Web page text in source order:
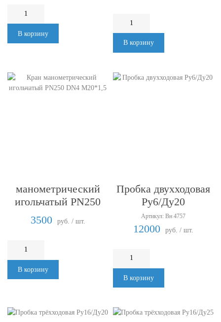
В корзину
В корзину
манометрический
игольчатый PN250
DN4 M20*1,5
3500 руб. / шт.
В корзину
Пробка двухходовая
Ру6/Ду20
Артикул: Вн 4757
12000 руб. / шт.
В корзину